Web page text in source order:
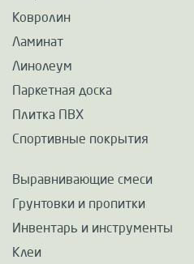
Ковролин
Ламинат
Линолеум
Паркетная доска
Плитка ПВХ
Спортивные покрытия
Выравнивающие смеси
Грунтовки и пропитки
Инвентарь и инструменты
Клеи